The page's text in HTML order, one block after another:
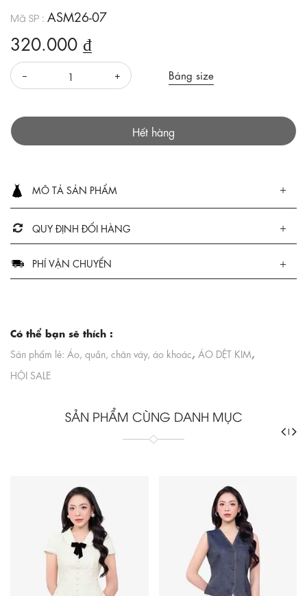
Mã SP : ASM26-07
320.000 ₫
Bảng size
Hết hàng
MÔ TẢ SẢN PHẨM
QUY ĐỊNH ĐỔI HÀNG
PHÍ VẬN CHUYỂN
Có thể bạn sẽ thích :
Sản phẩm lẻ: Áo, quần, chân váy, áo khoác, ÁO DỆT KIM,
HỘI SALE
SẢN PHẨM CÙNG DANH MỤC